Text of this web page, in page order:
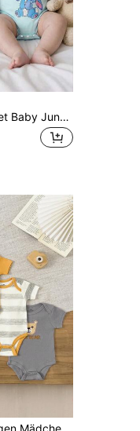
SHEIN 2 Stücke/Set Baby Jungen süßer Hasen-Muster Langarm-Romper, Blau & Weiß Farbe, Frühling/Herbst Krabbelanzug, passender Eltern-Kind-Stil, weiches & bequemes Material